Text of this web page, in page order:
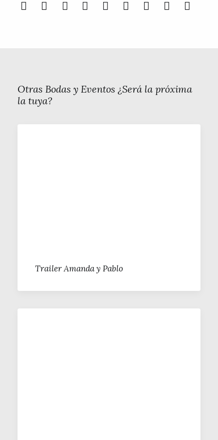
Otras Bodas y Eventos ¿Será la próxima
la tuya?
Trailer Amanda y Pablo